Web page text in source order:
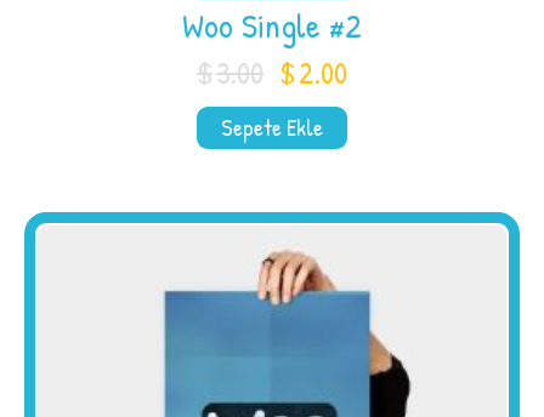
Woo Single #2
$3.00 Orijinal
fiyat:
$3.00.
$2.00
Sepete Ekle